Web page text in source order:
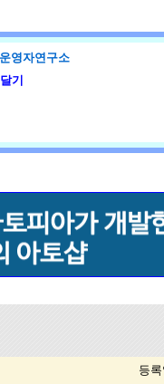
운영자연구소
기
등